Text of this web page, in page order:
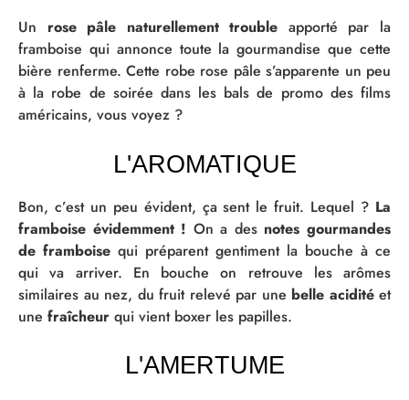
Un rose pâle naturellement trouble apporté par la
framboise qui annonce toute la gourmandise que cette
bière renferme. Cette robe rose pâle s’apparente un peu
à la robe de soirée dans les bals de promo des films
américains, vous voyez ?
L'AROMATIQUE
Bon, c’est un peu évident, ça sent le fruit. Lequel ? La
framboise évidemment ! On a des notes gourmandes
de framboise qui préparent gentiment la bouche à ce
qui va arriver. En bouche on retrouve les arômes
similaires au nez, du fruit relevé par une belle aciditéet
une fraîcheur qui vient boxer les papilles.
L'AMERTUME